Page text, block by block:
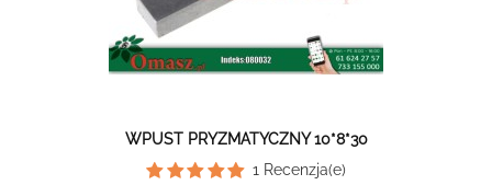
WPUST PRYZMATYCZNY 10*8*30
1Recenzja(e)